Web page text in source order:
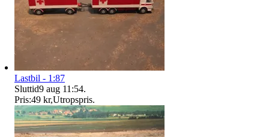
Lastbil - 1:87
Sluttid9 aug 11:54.
Pris:49 kr,Utropspris.